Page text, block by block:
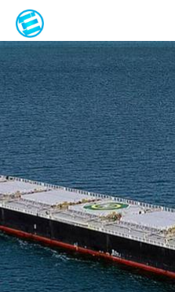
ENTREGA
Ver todos